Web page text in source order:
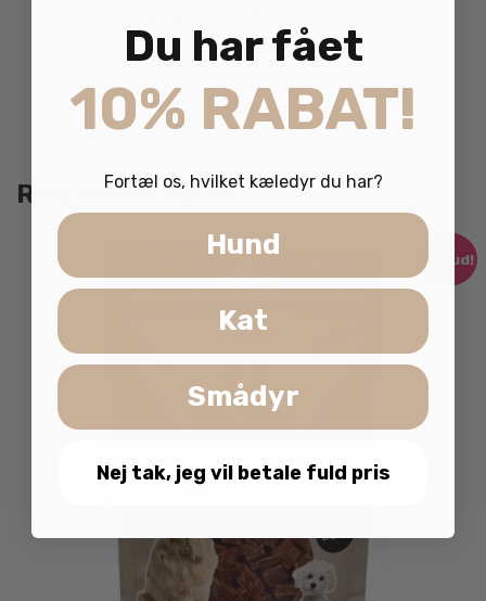
Relaterede varer
Tilbud!
Du har fået
10% RABAT!
Fortæl os, hvilket kæledyr du har?
Hund
Kat
Smådyr
Nej tak, jeg vil betale fuld pris